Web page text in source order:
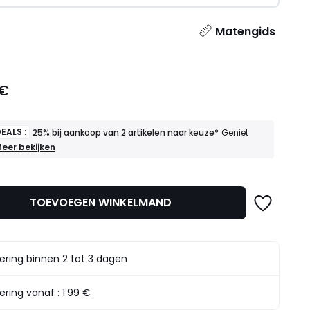
Matengids
: 25% bij aankoop van 2 artikelen naar keuze* Geniet
aankoop
naar
ervan
bekijken
TOEVOEGEN WINKELMAND
binnen 2 tot 3 dagen
vanaf :1.99 €